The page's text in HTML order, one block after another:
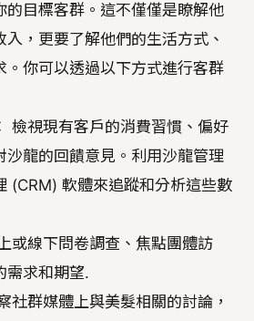
的目標客群。這不僅僅是瞭解他
，更要了解他們的生活方式、
。你可以透過以下方式進行客群
檢視現有客戶的消費習慣、偏好
沙龍的回饋意見。利用沙龍管理
(CRM) 軟體來追蹤和分析這些數
或線下問卷調查、焦點團體訪
需求和期望.
社群媒體上與美髮相關的討論，